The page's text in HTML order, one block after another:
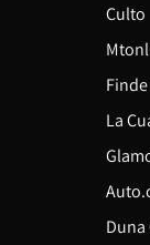
Culto
Finde
La
Duna